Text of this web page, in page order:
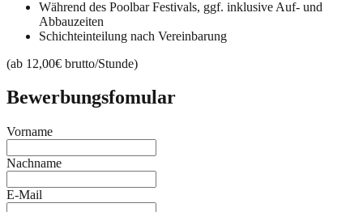
Während des Poolbar Festivals, ggf. inklusive Auf- und
Abbauzeiten
Schichteinteilung nach Vereinbarung
(ab 12,00€ brutto/Stunde)
Bewerbungsfomular
Vorname
Nachname
E-Mail